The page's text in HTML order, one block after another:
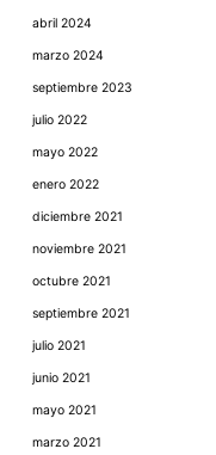
abril 2024
marzo 2024
septiembre 2023
julio 2022
mayo 2022
enero 2022
diciembre 2021
noviembre 2021
octubre 2021
septiembre 2021
julio 2021
junio 2021
mayo 2021
marzo 2021